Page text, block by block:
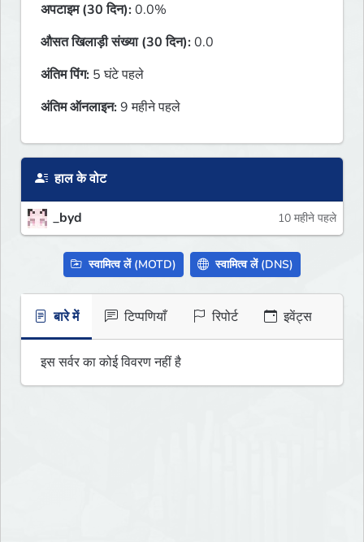
अपटाइम (30 दिन):0.0%
औसत खिलाड़ी संख्या (30 दिन):0.0
अंतिम पिंग: 5 घंटे पहले
अंतिम ऑनलाइन:9 महीने पहले
हाल के वोट
_byd 10 महीने पहले
स्वामित्व लें (MOTD) स्वामित्व लें (DNS)
बारे में टिप्पणियाँ रिपोर्ट इवेंट्स
इस सर्वर का कोई विवरण नहीं है